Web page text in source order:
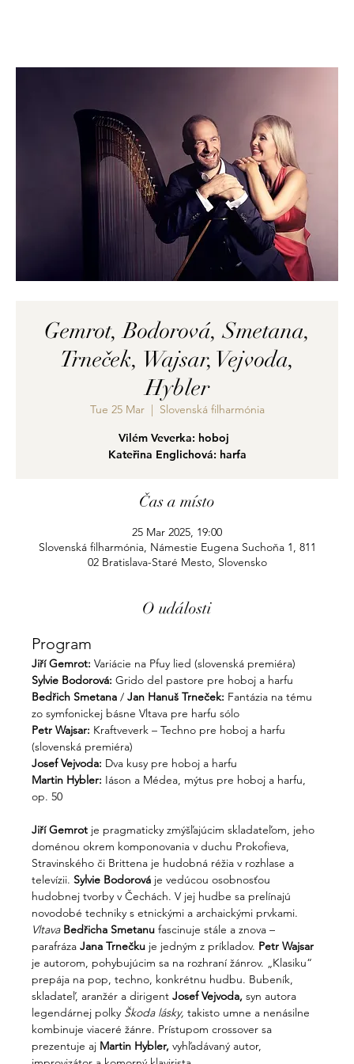
Gemrot, Bodorová, Smetana,
Trneček, Wajsar, Vejvoda,
Hybler
Tue 25 Mar
  |
Slovenská filharmónia
Vilém Veverka: hoboj
Kateřina Englichová: harfa
Čas a místo
25 Mar 2025, 19:00
Slovenská filharmónia, Námestie Eugena Suchoňa 1, 811
02 Bratislava-Staré Mesto, Slovensko
O události
Program
Jiří Gemrot: Variácie na Pfuy lied (slovenská premiéra)
Sylvie Bodorová: Grido del pastore pre hoboj a harfu
Bedřich Smetana / Jan Hanuš Trneček: Fantázia na tému
zo symfonickej básne Vltava pre harfu sólo
Petr Wajsar: Kraftveverk – Techno pre hoboj a harfu
(slovenská premiéra)
Josef Vejvoda: Dva kusy pre hoboj a harfu
Martin Hybler: Iáson a Médea, mýtus pre hoboj a harfu,
op. 50
Jiří Gemrot je pragmaticky zmýšľajúcim skladateľom, jeho
doménou okrem komponovania v duchu Prokofieva,
Stravinského či Brittena je hudobná réžia v rozhlase a
televízii. Sylvie Bodorová je vedúcou osobnosťou
hudobnej tvorby v Čechách. V jej hudbe sa prelínajú
novodobé techniky s etnickými a archaickými prvkami.
Vltava Bedřicha Smetanu fascinuje stále a znova –
parafráza Jana Trnečku je jedným z príkladov. Petr Wajsar
je autorom, pohybujúcim sa na rozhraní žánrov. „Klasiku“
prepája na pop, techno, konkrétnu hudbu. Bubeník,
skladateľ, aranžér a dirigent Josef Vejvoda, syn autora
legendárnej polky Škoda lásky, takisto umne a nenásilne
kombinuje viaceré žánre. Prístupom crossover sa
prezentuje aj Martin Hybler, vyhľadávaný autor,